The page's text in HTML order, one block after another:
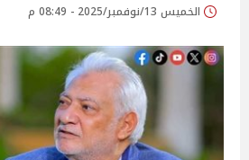
الخميس 13/نوفمبر/2025 - 08:49 م